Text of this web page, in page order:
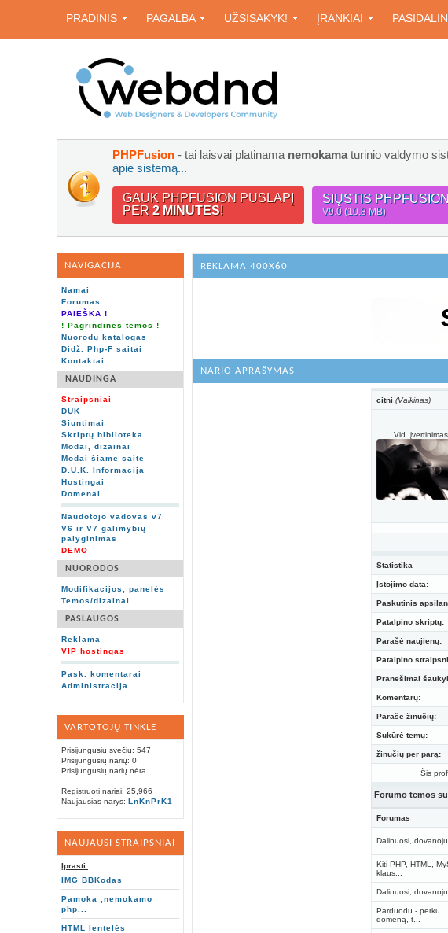
PRADINIS PAGALBA UŽSISAKYK! ĮRANKIAI
PHPFusion - tai laisvai platinama nemokama turinio valdymo
apie sistemą...
GAUK PHPFUSION PUSLAPĮ
PER 2 MINUTES!
SIŲSTIS
V9.0 (10.8 MB)
NAVIGACIJA
Namai
Forumas
PAIEŠKA !
! Pagrindinės temos !
Nuorodų katalogas
Didž. Php-F saitai
Kontaktai
NAUDINGA
Straipsniai
DUK
Siuntimai
Skriptų biblioteka
Modai, dizainai
Modai šiame saite
D.U.K. Informacija
Hostingai
Domenai
Naudotojo vadovas v7
V6 ir V7 galimybių
palyginimas
DEMO
NUORODOS
Modifikacijos, panelės
Temos/dizainai
PASLAUGOS
Reklama
VIP hostingas
Pask. komentarai
Administracija
VARTOTOJŲ TINKLE
Prisijungusių svečių: 547
Prisijungusių narių: 0
Prisijungusių narių nėra
Registruoti nariai: 25,966
Naujausias narys: LnKnPrK1
NAUJAUSI STRAIPSNIAI
Įprasti:
IMG BBKodas
Pamoka ,nemokamo
php...
HTML lentelės
REKLAMA 400X60
NARIO APRAŠYMAS
citni (Vaikinas)
Vid.
Statistika
Įstojimo data:
Paskutinis
Patalpino skriptų:
Parašė naujienų:
Patalpino
Pranešimai
Komentarų:
Parašė žinučių:
Sukūrė temų:
žinučių per parą:
Šis
Forumo temos
Forumas
Dalinuosi,
Kiti PHP, HTML,
klaus...
Dalinuosi,
Parduodu - perku
domeną, t...